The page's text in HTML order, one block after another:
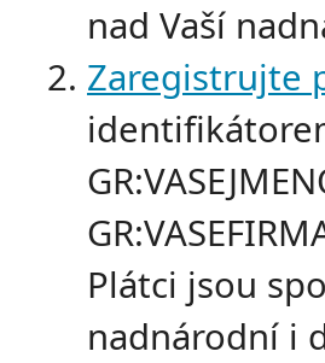
nad Vaší
Zaregistrujte
Plátci jsou
nadnárodní i